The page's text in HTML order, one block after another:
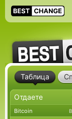
Таблица
Bitcoin